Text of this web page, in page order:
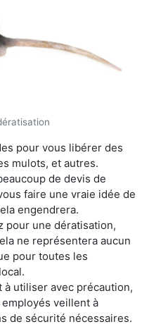
pour vous libérer des
mulots, et autres.
de devis de
faire une vraie idée de
engendrera.
pour une dératisation,
ne représentera aucun
pour toutes les
utiliser avec précaution,
veillent à
de sécurité nécessaires.